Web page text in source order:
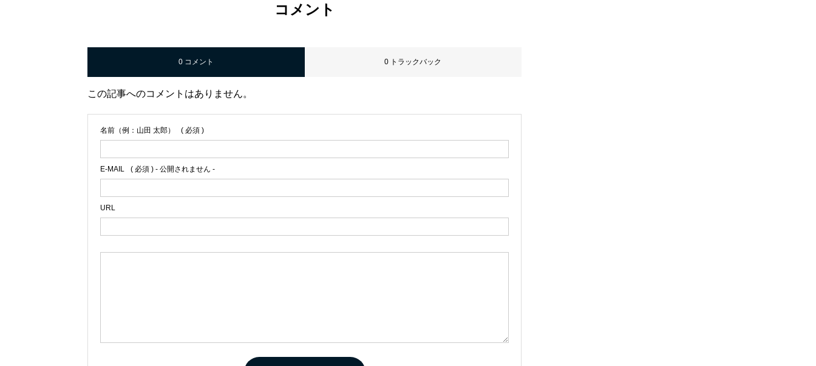
コメント
0 コメント 0 トラックバック
この記事へのコメントはありません。
名前（例：山田 太郎） ( 必須 )
E-MAIL ( 必須 ) - 公開されません -
URL